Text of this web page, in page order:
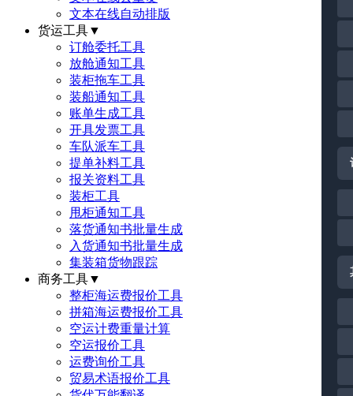
文本在线自动排版
货运工具▼
订舱委托工具
放舱通知工具
装柜拖车工具
装船通知工具
账单生成工具
开具发票工具
车队派车工具
提单补料工具
报关资料工具
装柜工具
甩柜通知工具
落货通知书批量生成
入货通知书批量生成
集装箱货物跟踪
商务工具▼
整柜海运费报价工具
拼箱海运费报价工具
空运计费重量计算
空运报价工具
运费询价工具
贸易术语报价工具